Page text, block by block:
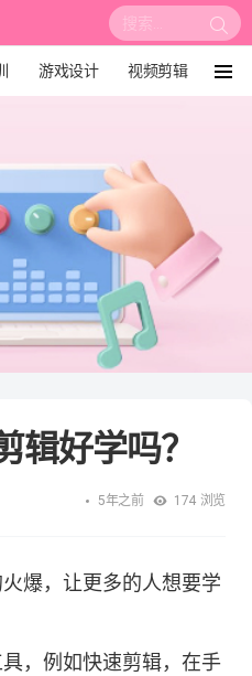
搜
索:
游戏设计 视频剪辑
培训
辑好学吗？
5年之前 174 浏览
爆，让更多的人想要学
，例如快速剪辑，在手